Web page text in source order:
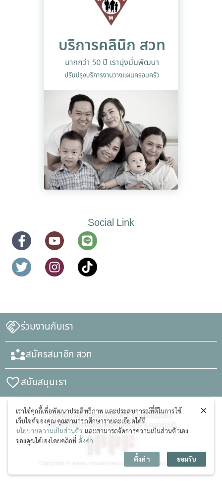
Social Link
ร่วมงานกับเรา
สมัครสมาชิก สวท
สนับสนุนเรา
สมาคมวางแผนครอบครัวแห่งประเทศไทย(สวท)
ในพระราชูปถัมภ์สมเด็จพระศรีนครินทราบรมราชชนนี
Copyright © สมาคมวางแผนครอบครัวแห่งประเทศไทย (สวท)
เราใช้คุกกี้เพื่อพัฒนาประสิทธิภาพ และประสบการณ์ที่ดีในการใช้
เว็บไซต์ของคุณ คุณสามารถศึกษารายละเอียดได้ที่
นโยบายความเป็นส่วนตัว และสามารถจัดการความเป็นส่วนตัวเอง
ของคุณได้เองโดยคลิกที่ ตั้งค่า
ตั้งค่า ยอมรับ